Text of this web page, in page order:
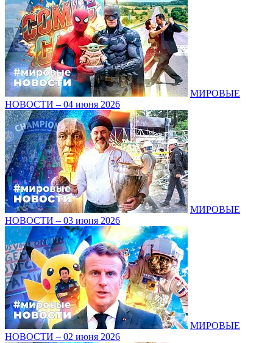
МИРОВЫЕ
НОВОСТИ – 04 июня 2026
МИРОВЫЕ
НОВОСТИ – 03 июня 2026
МИРОВЫЕ
НОВОСТИ – 02 июня 2026